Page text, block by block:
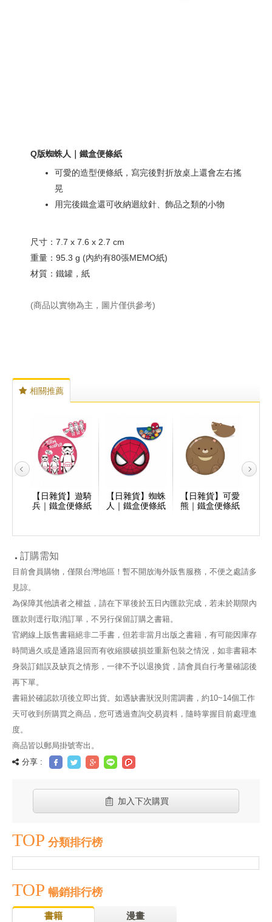
Q版蜘蛛人｜鐵盒便條紙
可愛的造型便條紙，寫完後對折放桌上還會左右搖
晃
用完後鐵盒還可收納迴紋針、飾品之類的小物
尺寸：7.7 x 7.6 x 2.7 cm
重量：95.3 g (內約有80張MEMO紙)
材質：鐵罐，紙
(商品以實物為主，圖片僅供參考)
相關推薦
【日雜貨】遊騎
兵｜鐵盒便條紙
【日雜貨】蜘蛛
人｜鐵盒便條紙
【日雜貨】可愛
熊｜鐵盒便條紙
訂購需知
目前會員購物，僅限台灣地區！暫不開放海外販售服務，不便之處請多
見諒。
為保障其他讀者之權益，請在下單後於五日內匯款完成，若未於期限內
匯款則逕行取消訂單，不另行保留訂購之書籍。
官網線上販售書籍絕非二手書，但若非當月出版之書籍，有可能因庫存
時間過久或是通路退回而有收縮膜破損並重新包裝之情況，如非書籍本
身裝訂錯誤及缺頁之情形，一律不予以退換貨，請會員自行考量確認後
再下單。
書籍於確認款項後立即出貨。如遇缺書狀況則需調書，約10~14個工作
天可收到所購買之商品，您可透過查詢交易資料，隨時掌握目前處理進
度。
商品皆以郵局掛號寄出。
分享 :
加入下次購買
TOP 分類排行榜
TOP 暢銷排行榜
書籍 漫畫